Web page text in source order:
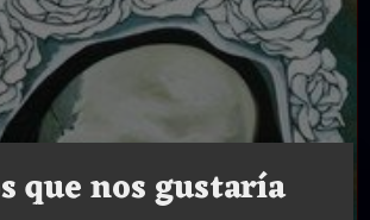
que nos gustaría